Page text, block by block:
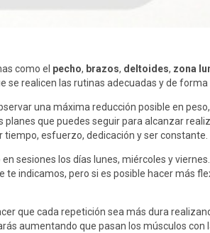
como el pecho, brazos, deltoides, zona
se realicen las rutinas adecuadas y de
una máxima reducción posible en
que puedes seguir para alcanzar
esfuerzo, dedicación y ser constante.
sesiones los días lunes, miércoles y
indicamos, pero si es posible hacer más
que cada repetición sea más dura
aumentando que pasan los músculos con